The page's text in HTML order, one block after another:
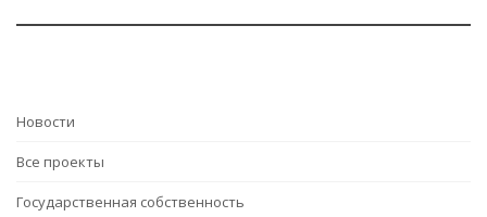
Hовости
Все проекты
Государственная собственность